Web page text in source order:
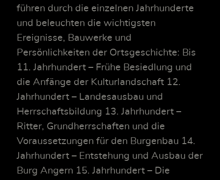
führen durch die einzelnen Jahrhunderte
und beleuchten die wichtigsten
Ereignisse, Bauwerke und
Persönlichkeiten der Ortsgeschichte: Bis
11. Jahrhundert – Frühe Besiedlung und
die Anfänge der Kulturlandschaft 12.
Jahrhundert – Landesausbau und
Herrschaftsbildung 13. Jahrhundert –
Ritter, Grundherrschaften und die
Voraussetzungen für den Burgenbau 14.
Jahrhundert – Entstehung und Ausbau der
Burg Angern 15. Jahrhundert – Die